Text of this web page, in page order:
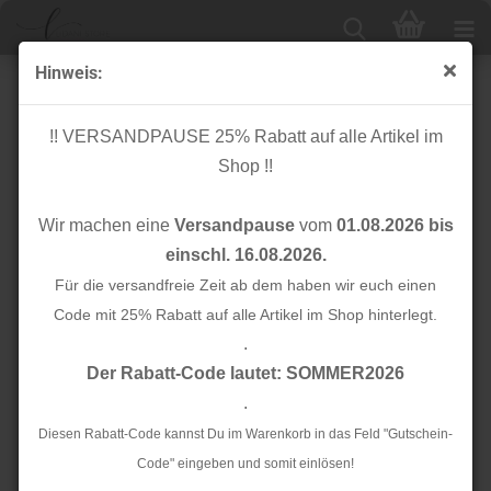
Hinweis:
!! VERSANDPAUSE 25% Rabatt auf alle Artikel im
Shop !!
Wir machen eine Versandpausevom 01.08.2026 bis
einschl. 16.08.2026.
Für die versandfreie Zeit ab dem haben wir euch einen
Code mit 25% Rabatt auf alle Artikel im Shop hinterlegt.
.
Der Rabatt-Code lautet: SOMMER2026
.
Diesen Rabatt-Code kannst Du im Warenkorb in das Feld "Gutschein-
Code" eingeben und somit einlösen!
Canvas Leinenlook - Strichkaros - dunkelblau